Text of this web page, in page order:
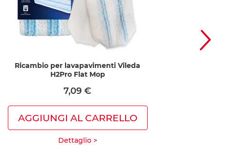
Ricambio per lavapavimenti Vileda
H2Pro Flat Mop
7,09 €
AGGIUNGI AL CARRELLO
Dettaglio >